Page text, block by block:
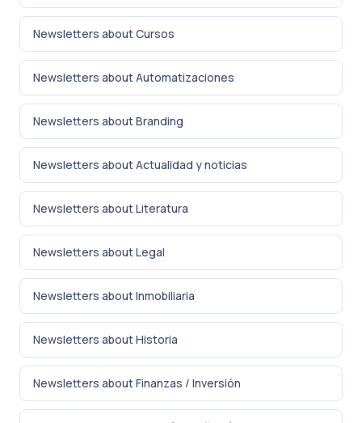
Newsletters about Cursos
Newsletters about Automatizaciones
Newsletters about Branding
Newsletters about Actualidad y noticias
Newsletters about Literatura
Newsletters about Legal
Newsletters about Inmobiliaria
Newsletters about Historia
Newsletters about Finanzas / Inversión